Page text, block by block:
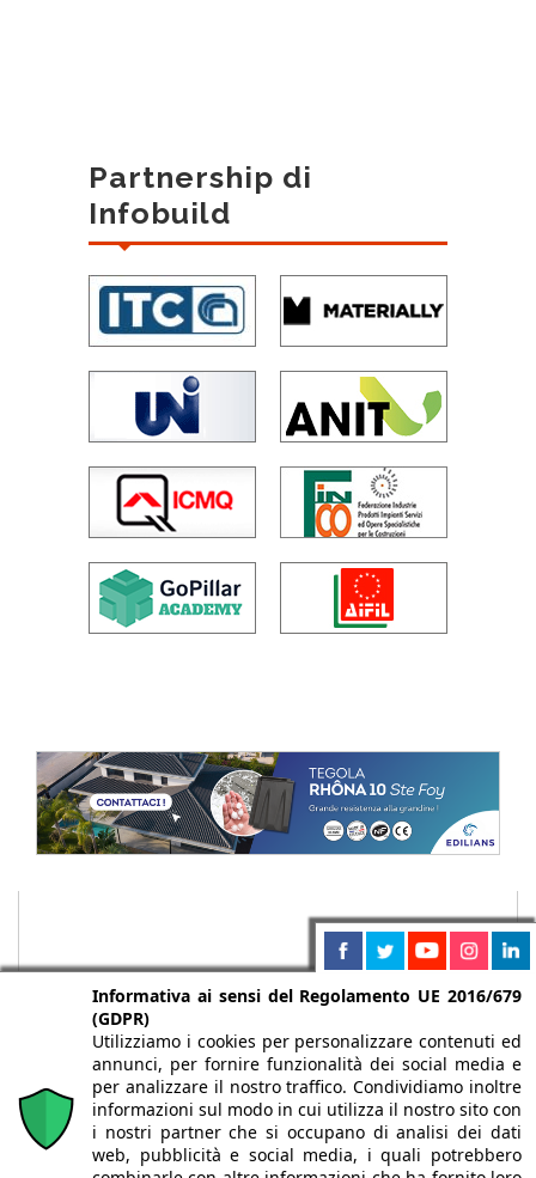
Partnership di
Infobuild
Chi siamo Autori Per la tua pubblicità Iscriviti alla
Informativa ai sensi del Regolamento UE 2016/679
(GDPR)
Utilizziamo i cookies per personalizzare contenuti ed
annunci, per fornire funzionalità dei social media e
per analizzare il nostro traffico. Condividiamo inoltre
informazioni sul modo in cui utilizza il nostro sito con
i nostri partner che si occupano di analisi dei dati
web, pubblicità e social media, i quali potrebbero